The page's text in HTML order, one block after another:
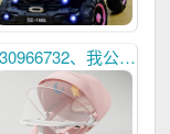
内外客户一致好评，本年刚刚开发新品上市，欢迎大家进货首先联系我们，合作共赢！